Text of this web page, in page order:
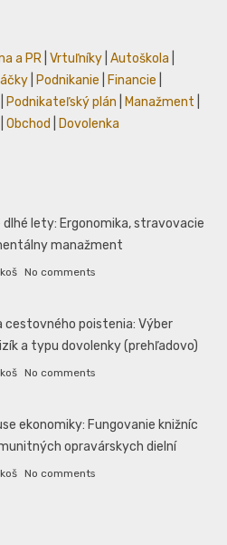
a PR Vrtuľníky Autoškola
Podnikanie Financie
Podnikateľský plán Manažment
Obchod Dovolenka
lety: Ergonomika, stravovacie
manažment
No comments
cestovného poistenia: Výber
a typu dovolenky (prehľadovo)
No comments
ekonomiky: Fungovanie knižníc
opravárskych dielní
No comments